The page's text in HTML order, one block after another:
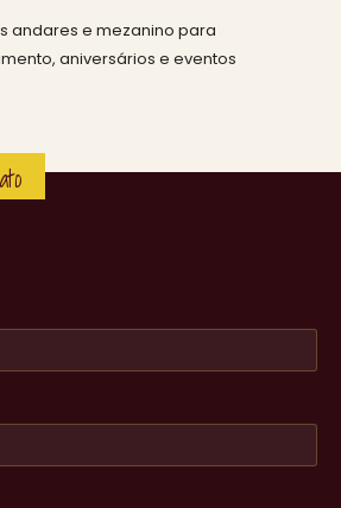
andares e mezanino para
aniversários e eventos